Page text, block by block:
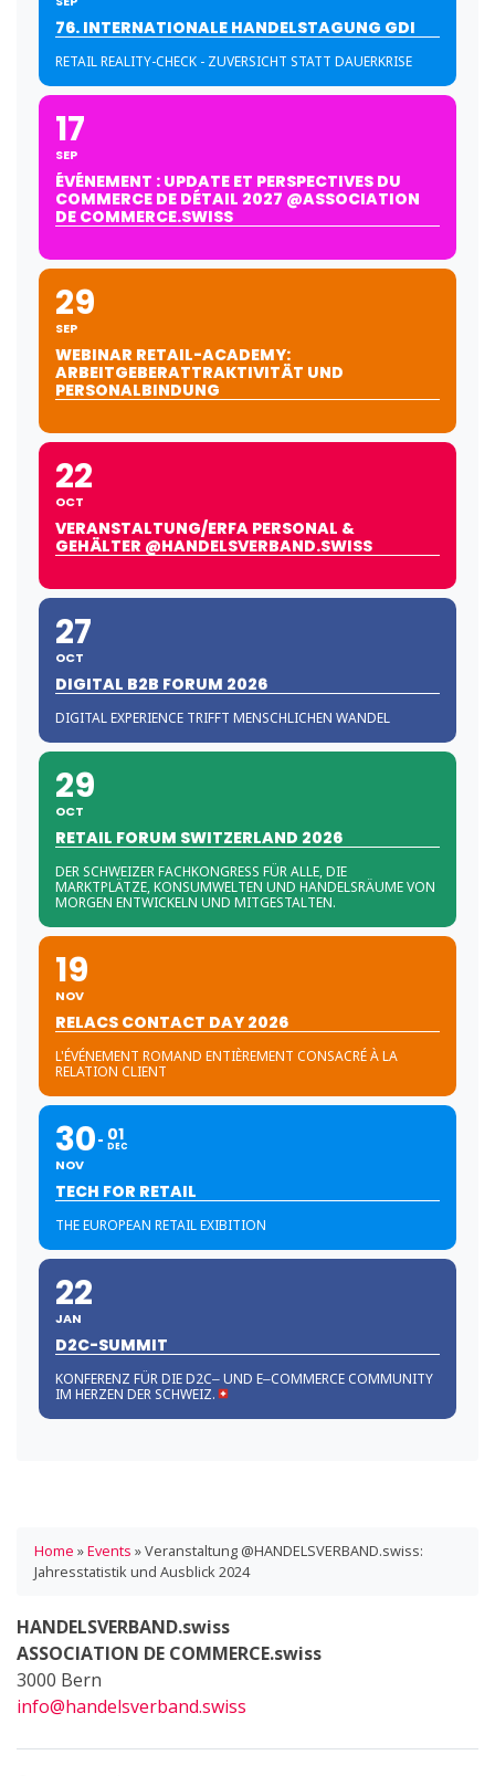
76. INTERNATIONALE HANDELSTAGUNG GDI
RETAIL REALITY-CHECK - ZUVERSICHT STATT DAUERKRISE
17
SEP
ÉVÉNEMENT : UPDATE ET PERSPECTIVES DU
COMMERCE DE DÉTAIL 2027 @ASSOCIATION
DE COMMERCE.SWISS
29
SEP
WEBINAR RETAIL-ACADEMY:
ARBEITGEBERATTRAKTIVITÄT UND
PERSONALBINDUNG
22
OCT
VERANSTALTUNG/ERFA PERSONAL &
GEHÄLTER @HANDELSVERBAND.SWISS
27
OCT
DIGITAL B2B FORUM 2026
DIGITAL EXPERIENCE TRIFFT MENSCHLICHEN WANDEL
29
OCT
RETAIL FORUM SWITZERLAND 2026
DER SCHWEIZER FACHKONGRESS FÜR ALLE, DIE
MARKTPLÄTZE, KONSUMWELTEN UND HANDELSRÄUME VON
MORGEN ENTWICKELN UND MITGESTALTEN.
19
NOV
RELACS CONTACT DAY 2026
L'ÉVÉNEMENT ROMAND ENTIÈREMENT CONSACRÉ À LA
RELATION CLIENT
30
NOV
01
DEC
TECH FOR RETAIL
THE EUROPEAN RETAIL EXIBITION
22
JAN
D2C-SUMMIT
KONFERENZ FÜR DIE D2C‒ UND E‒COMMERCE COMMUNITY
IM HERZEN DER SCHWEIZ.
Home »Events »Veranstaltung @HANDELSVERBAND.swiss:
Jahresstatistik und Ausblick 2024
HANDELSVERBAND.swiss
ASSOCIATION DE COMMERCE.swiss
3000 Bern
info@handelsverband.swiss